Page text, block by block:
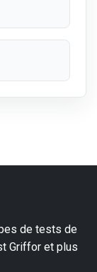
de tests de
Griffor et plus